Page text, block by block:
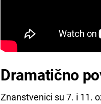
Dramatično
Znanstvenici su 7. i 11.